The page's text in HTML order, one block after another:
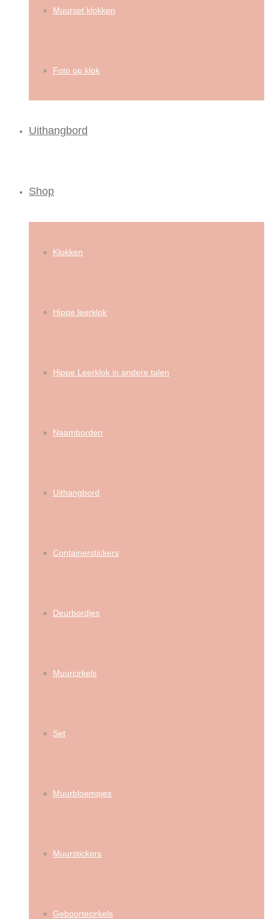
Muurset klokken
Foto op klok
Uithangbord
Shop
Klokken
Hippe leerklok
Hippe Leerklok in andere talen
Naamborden
Uithangbord
Containerstickers
Deurbordjes
Muurcirkels
Set
Muurbloempjes
Muurstickers
Geboortecirkels